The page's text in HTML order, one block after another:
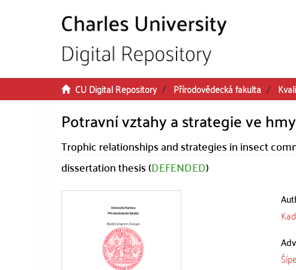
CU Digital Repository Přírodovědecká fakulta
Potravní vztahy a strategie ve
Trophic relationships and strategies in insect
dissertation thesis (DEFENDED)